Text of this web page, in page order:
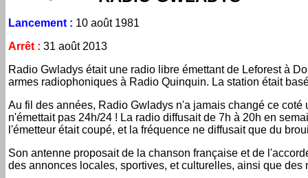
Lancement : 10 août 1981
Arrêt : 31 août 2013
Radio Gwladys était une radio libre émettant de Leforest à
armes radiophoniques à Radio Quinquin. La station était
Au fil des années, Radio Gwladys n'a jamais changé ce
n'émettait pas 24h/24 ! La radio diffusait de 7h à 20h en
l'émetteur était coupé, et la fréquence ne diffusait que du
Son antenne proposait de la chanson française et de
des annonces locales, sportives, et culturelles, ainsi que